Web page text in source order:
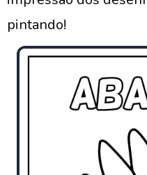
pintando!